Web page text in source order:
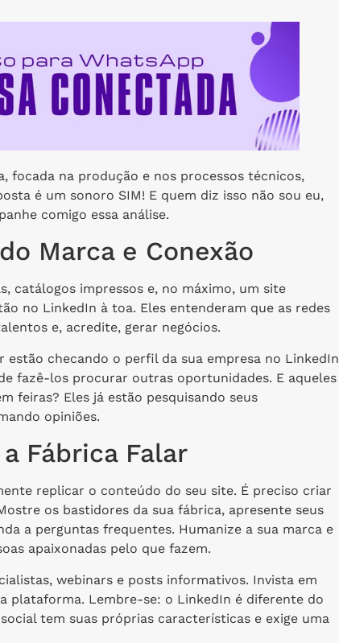
focada na produção e nos processos técnicos,
é um sonoro SIM! E quem diz isso não sou eu,
comigo essa análise.
Marca e Conexão
catálogos impressos e, no máximo, um site
no LinkedIn à toa. Eles entenderam que as redes
e, acredite, gerar negócios.
checando o perfil da sua empresa no LinkedIn
fazê-los procurar outras oportunidades. E aqueles
feiras? Eles já estão pesquisando seus
opiniões.
Fábrica Falar
replicar o conteúdo do seu site. É preciso criar
os bastidores da sua fábrica, apresente seus
a perguntas frequentes. Humanize a sua marca e
apaixonadas pelo que fazem.
webinars e posts informativos. Invista em
plataforma. Lembre-se: o LinkedIn é diferente do
tem suas próprias características e exige uma